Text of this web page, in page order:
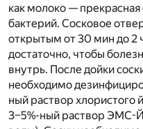
как молоко —
бактерий. Сосковое
открытым от 30 мин до 2
достаточно, чтобы
внутрь. После дойки
необходимо
ный раствор хлористого
3–5%-ный раствор ЭМС-